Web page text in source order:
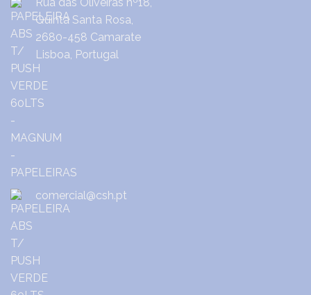
Rua das Oliveiras nº18,
Quinta Santa Rosa,
2680-458 Camarate
Lisboa, Portugal
comercial@csh.pt